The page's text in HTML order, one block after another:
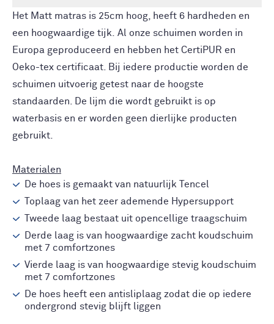
Het Matt matras is 25cm hoog, heeft 6 hardheden en
een hoogwaardige tijk. Al onze schuimen worden in
Europa geproduceerd en hebben het CertiPUR en
Oeko-tex certificaat. Bij iedere productie worden de
schuimen uitvoerig getest naar de hoogste
standaarden. De lijm die wordt gebruikt is op
waterbasis en er worden geen dierlijke producten
gebruikt.
Materialen
De hoes is gemaakt van natuurlijk Tencel
Toplaag van het zeer ademende Hypersupport
Tweede laag bestaat uit opencellige traagschuim
Derde laag is van hoogwaardige zacht koudschuim
met 7 comfortzones
Vierde laag is van hoogwaardige stevig koudschuim
met 7 comfortzones
De hoes heeft een antisliplaag zodat die op iedere
ondergrond stevig blijft liggen